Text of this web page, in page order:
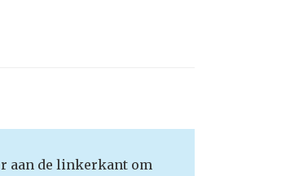
aan de linkerkant om